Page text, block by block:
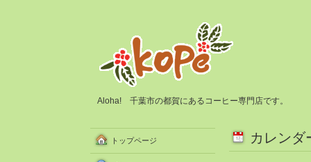
Aloha! 千葉市の都賀にあるコーヒー専門店です。
カレンダ
トップページ